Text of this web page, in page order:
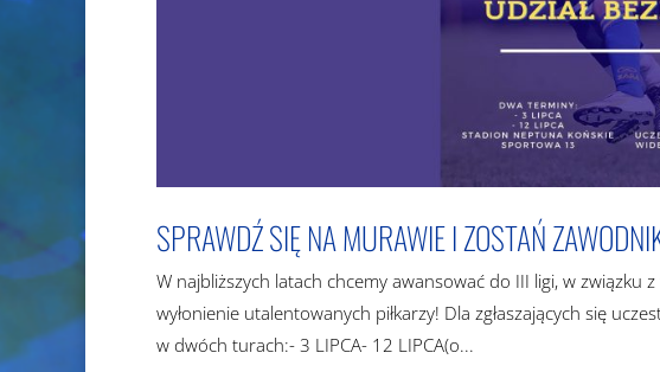
SPRAWDŹ SIĘ NA MURAWIE I ZOSTAŃ
W najbliższych latach chcemy awansować do III ligi, w związku
wyłonienie utalentowanych piłkarzy! Dla zgłaszających się
w dwóch turach:- 3 LIPCA- 12 LIPCA(o...